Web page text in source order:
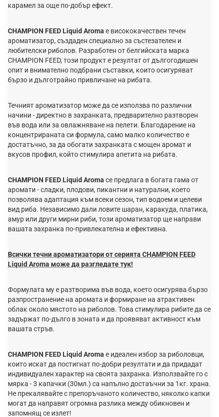
карамел за още по-добър ефект.
CHAMPION FEED Liquid Aroma е висококачествен течен
ароматизатор, създаден специално за състезателен и
любителски риболов. Разработен от белгийската марка
CHAMPION FEED, този продукт е резултат от дългогодишен
опит и внимателно подбрани съставки, които осигуряват
бързо и дълготрайно привличане на рибата.
Течният ароматизатор може да се използва по различни
начини - директно в захранката, предварително разтворен
във вода или за овлажняване на пелети. Благодарение на
концентрираната си формула, само малко количество е
достатъчно, за да обогати захранката с мощен аромат и
вкусов профил, който стимулира апетита на рибата.
CHAMPION FEED Liquid Aroma се предлага в богата гама от
аромати - сладки, плодови, пикантни и натурални, което
позволява адаптация към всеки сезон, тип водоем и целеви
вид риба. Независимо дали ловите шаран, каракуда, платика,
амур или други мирни риби, този ароматизатор ще направи
вашата захранка по-привлекателна и ефективна.
Всички течни ароматизатори от серията CHAMPION FEED
Liquid Aroma може да разгледате тук!
Формулата му е разтворима във вода, което осигурява бързо
разпространение на аромата и формиране на атрактивен
облак около мястото на риболов. Това стимулира рибите да се
задържат по-дълго в зоната и да проявяват активност към
вашата стръв.
CHAMPION FEED Liquid Aroma е идеален избор за риболовци,
които искат да постигнат по-добри резултати и да придадат
индивидуален характер на своята захранка. Използвайте го с
мярка - 3 капачки (30мл.) са напълно достаъчни за 1кг. храна.
Не прекалявайте с препоръчаното количество, няколко капки
могат да направят огромна разлика между обикновен и
запомнящ се излет!